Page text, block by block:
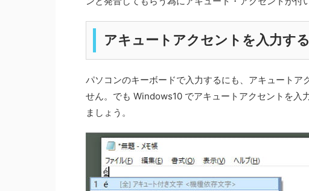
アキュートアクセントを入力す
パソコンのキーボードで入力するにも、アキュートア
せん。でも Windows10 でアキュートアクセントを入
ましょう。